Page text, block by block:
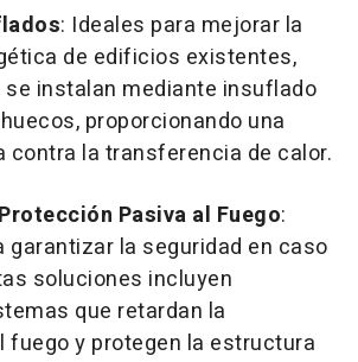
: Ideales para mejorar la
de edificios existentes,
instalan mediante insuflado
proporcionando una
contra la transferencia de calor.
Pasiva al Fuego:
garantizar la seguridad en caso
soluciones incluyen
que retardan la
fuego y protegen la estructura